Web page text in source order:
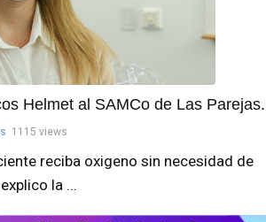
Helmet al SAMCo de Las Parejas.
1115 views
reciba oxigeno sin necesidad de
la ...